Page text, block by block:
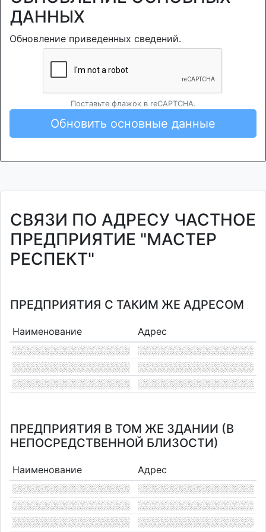
ДАННЫХ
Обновление приведенных сведений.
Поставьте флажок в reCAPTCHA.
Обновить основные данные
СВЯЗИ ПО АДРЕСУ ЧАСТНОЕ
ПРЕДПРИЯТИЕ "МАСТЕР
РЕСПЕКТ"
ПРЕДПРИЯТИЯ С ТАКИМ ЖЕ АДРЕСОМ
Наименование Адрес
ПРЕДПРИЯТИЯ В ТОМ ЖЕ ЗДАНИИ (В
НЕПОСРЕДСТВЕННОЙ БЛИЗОСТИ)
Наименование Адрес